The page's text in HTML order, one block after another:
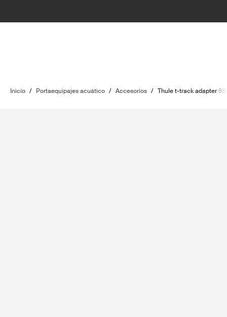
Inicio / Portaequipajes acuático / Accesorios / Thule t-track adapter